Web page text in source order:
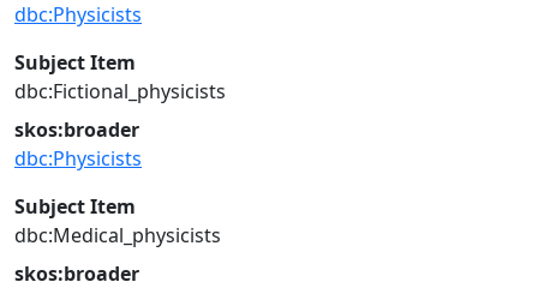
dbc:Physicists
Subject Item
dbc:Fictional_physicists
skos:broader
dbc:Physicists
Subject Item
dbc:Medical_physicists
skos:broader